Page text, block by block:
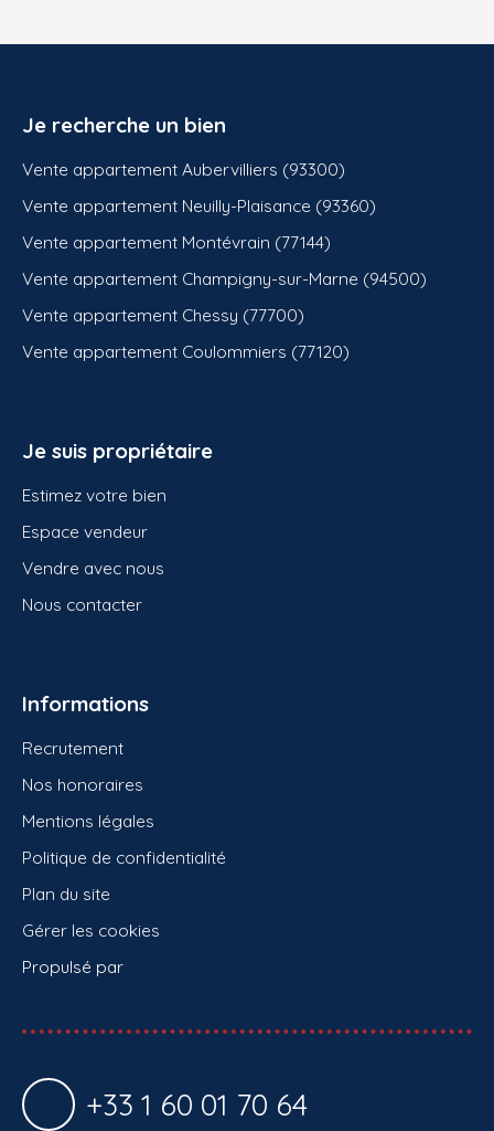
Je recherche un bien
Vente appartement Aubervilliers (93300)
Vente appartement Neuilly-Plaisance (93360)
Vente appartement Montévrain (77144)
Vente appartement Champigny-sur-Marne (94500)
Vente appartement Chessy (77700)
Vente appartement Coulommiers (77120)
Je suis propriétaire
Estimez votre bien
Espace vendeur
Vendre avec nous
Nous contacter
Informations
Recrutement
Nos honoraires
Mentions légales
Politique de confidentialité
Plan du site
Gérer les cookies
Propulsé par
+33 1 60 01 70 64